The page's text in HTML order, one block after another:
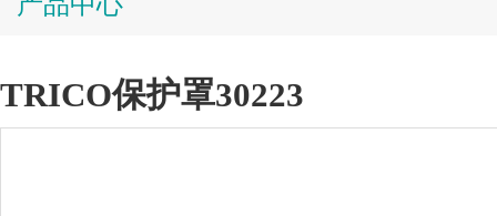
TRICO保护罩30223